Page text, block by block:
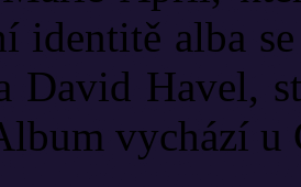
identitě alba
David Havel,
vychází